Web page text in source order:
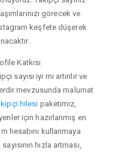
görecek ve
keşfete düşerek
Katkısı
sayısı iyi mi artırılır ve
mevzusunda malumat
hilesi paketimiz,
için hazırlanmış en
hesabını kullanmaya
hızla artması,